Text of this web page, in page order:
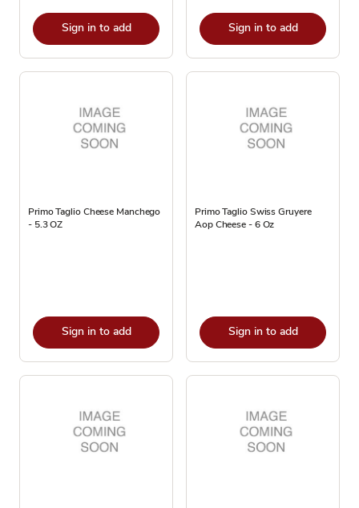
Sign in to add Sign in to add
Primo Taglio Cheese Manchego
- 5.3 OZ
Sign in to add
Primo Taglio Swiss Gruyere
Aop Cheese - 6 Oz
Sign in to add